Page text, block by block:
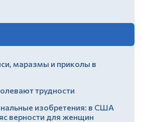
маразмы и приколы в
трудности
изобретения: в США
верности для женщин